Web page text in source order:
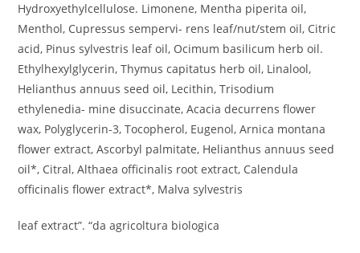
Hydroxyethylcellulose. Limonene, Mentha piperita oil,
Menthol, Cupressus sempervi- rens leaf/nut/stem oil, Citric
acid, Pinus sylvestris leaf oil, Ocimum basilicum herb oil.
Ethylhexylglycerin, Thymus capitatus herb oil, Linalool,
Helianthus annuus seed oil, Lecithin, Trisodium
ethylenedia- mine disuccinate, Acacia decurrens flower
wax, Polyglycerin-3, Tocopherol, Eugenol, Arnica montana
flower extract, Ascorbyl palmitate, Helianthus annuus seed
oil*, Citral, Althaea officinalis root extract, Calendula
officinalis flower extract*, Malva sylvestris
leaf extract”. “da agricoltura biologica